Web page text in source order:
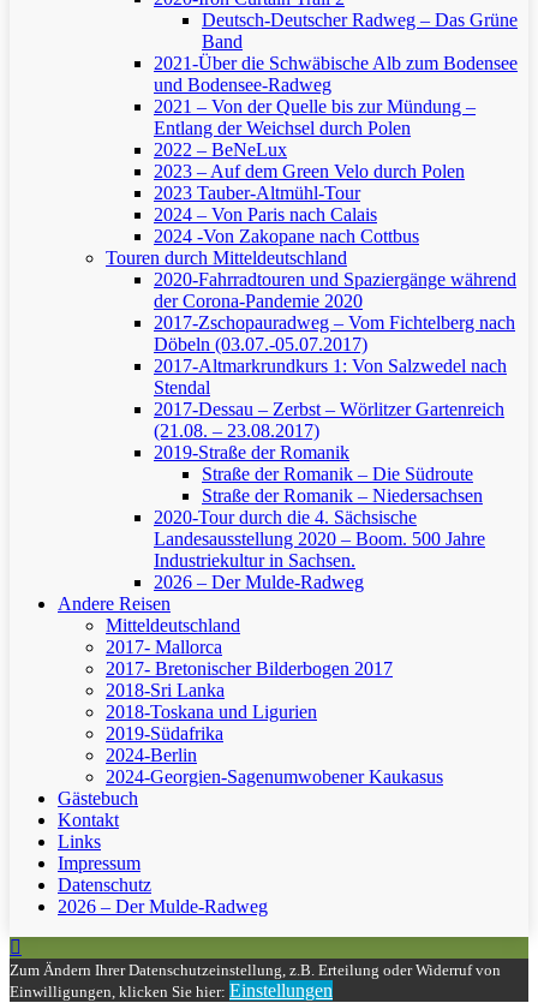
Deutsch-Deutscher Radweg – Das Grüne
Band
2021-Über die Schwäbische Alb zum Bodensee
und Bodensee-Radweg
2021 – Von der Quelle bis zur Mündung –
Entlang der Weichsel durch Polen
2022 – BeNeLux
2023 – Auf dem Green Velo durch Polen
2023 Tauber-Altmühl-Tour
2024 – Von Paris nach Calais
2024 -Von Zakopane nach Cottbus
Touren durch Mitteldeutschland
2020-Fahrradtouren und Spaziergänge während
der Corona-Pandemie 2020
2017-Zschopauradweg – Vom Fichtelberg nach
Döbeln (03.07.-05.07.2017)
2017-Altmarkrundkurs 1: Von Salzwedel nach
Stendal
2017-Dessau – Zerbst – Wörlitzer Gartenreich
(21.08. – 23.08.2017)
2019-Straße der Romanik
Straße der Romanik – Die Südroute
Straße der Romanik – Niedersachsen
2020-Tour durch die 4. Sächsische
Landesausstellung 2020 – Boom. 500 Jahre
Industriekultur in Sachsen.
2026 – Der Mulde-Radweg
Andere Reisen
Mitteldeutschland
2017- Mallorca
2017- Bretonischer Bilderbogen 2017
2018-Sri Lanka
2018-Toskana und Ligurien
2019-Südafrika
2024-Berlin
2024-Georgien-Sagenumwobener Kaukasus
Gästebuch
Kontakt
Links
Impressum
Datenschutz
2026 – Der Mulde-Radweg
Zum Ändern Ihrer Datenschutzeinstellung, z.B. Erteilung oder Widerruf von
Einwilligungen, klicken Sie hier: Einstellungen